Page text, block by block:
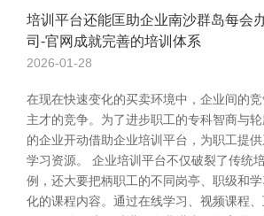
培训平台还能匡助企业南沙群岛每会
司-官网成就完善的培训体系
2026-01-28
在现在快速变化的买卖环境中，企业间的
主才的竞争。为了进步职工的专科智商与
的企业开动借助企业培训平台，为职工提
学习资源。 企业培训平台不仅破裂了传统
例，还大要把柄职工的不同岗亭、职级和
化的课程内容。通过在线学习、视频课程、